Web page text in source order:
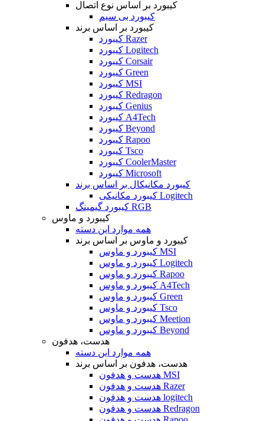
کیبورد بر اساس نوع اتصال
کیبورد بی سیم
کیبورد بر اساس برند
کیبورد Razer
کیبورد Logitech
کیبورد Corsair
کیبورد Green
کیبورد MSI
کیبورد Redragon
کیبورد Genius
کیبورد A4Tech
کیبورد Beyond
کیبورد Rapoo
کیبورد Tsco
کیبورد CoolerMaster
کیبورد Microsoft
کیبورد مکانیکال بر اساس برند
کیبورد مکانیکی Logitech
کیبورد گیمینگ RGB
کیبورد و ماوس
همه موارد این دسته
کیبورد و ماوس بر اساس برند
کیبورد و ماوس MSI
کیبورد و ماوس Logitech
کیبورد و ماوس Rapoo
کیبورد و ماوس A4Tech
کیبورد و ماوس Green
کیبورد و ماوس Tsco
کیبورد و ماوس Meetion
کیبورد و ماوس Beyond
هدست، هدفون
همه موارد این دسته
هدست، هدفون بر اساس برند
هدست و هدفون MSI
هدست و هدفون Razer
هدست و هدفون logitech
هدست و هدفون Redragon